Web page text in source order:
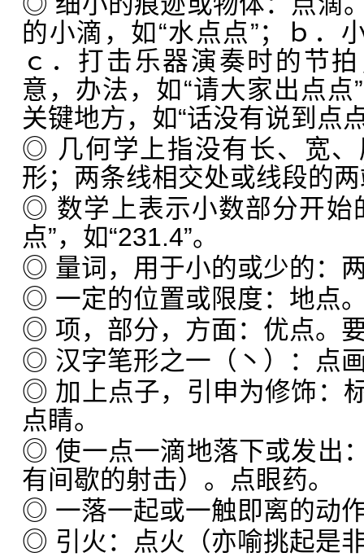
的小滴，如“水点点”；ｂ．
ｃ．打击乐器演奏时的节
意，办法，如“请大家出点
关键地方，如“话没有说到点
◎ 几何学上指没有长、宽
形；两条线相交处或线段的
◎ 数学上表示小数部分开始
点”，如“231.4”。
◎ 量词，用于小的或少的：
◎ 一定的位置或限度：地点
◎ 项，部分，方面：优点。
◎ 汉字笔形之一（丶）：点
◎ 加上点子，引申为修饰：
点睛。
◎ 使一点一滴地落下或发出
有间歇的射击）。点眼药。
◎ 一落一起或一触即离的动
◎ 引火：点火（亦喻挑起是